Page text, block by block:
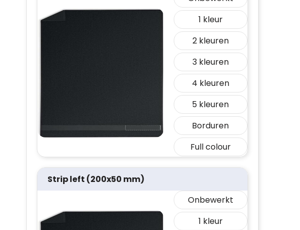
1
2
3
4
5
Borduren
Full colour
Strip left (200x50 mm)
Onbewerkt
1